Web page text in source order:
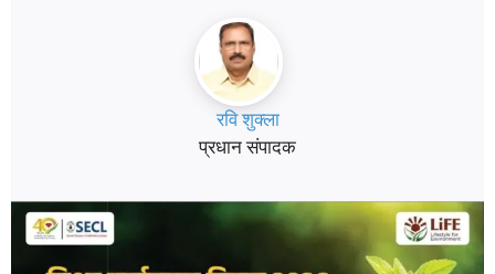
रवि शुक्ला
प्रधान संपादक